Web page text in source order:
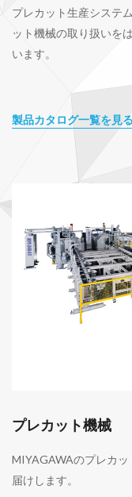
プレカット生産システ
ット機械の取り扱いを
います。
製品カタログ一覧を見る
プレカット機械
MIYAGAWAのプレカ
届けします。